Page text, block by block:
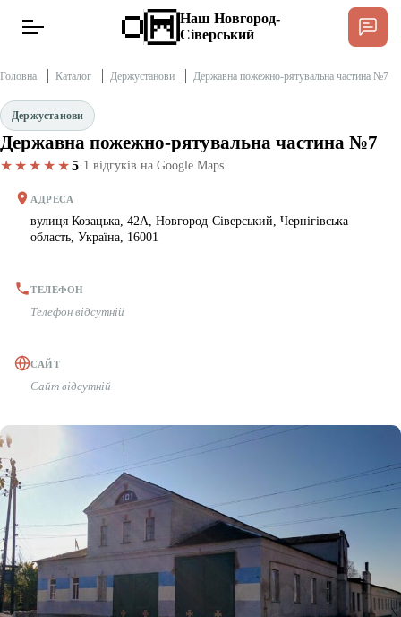
Новини
Тексти
Публікації
Редакційна політика
Етичний кодекс
Рекламні прайси
Про нас
Бюджет
Наш Новгород-
Сіверський
Головна Каталог Держустанови Державна пожежно-рятувальна частина №7
Держустанови
Державна пожежно-рятувальна частина №7
★★★★★5· 1 відгуків на Google Maps
АДРЕСА
вулиця Козацька, 42А, Новгород-Сіверський, Чернігівська
область, Україна, 16001
ТЕЛЕФОН
Телефон відсутній
САЙТ
Сайт відсутній